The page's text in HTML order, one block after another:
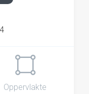
Oppervlakte